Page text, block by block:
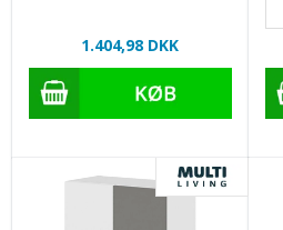
1.404,98 DKK